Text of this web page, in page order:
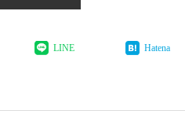
LINE Hatena